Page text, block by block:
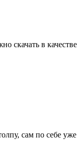
скачать в качестве
сам по себе уже